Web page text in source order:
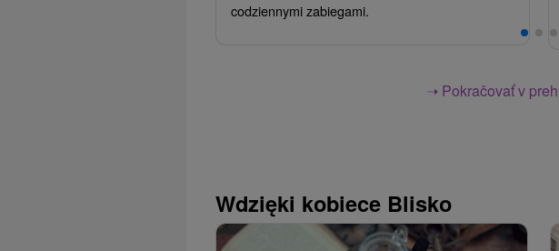
codziennymi zabiegami.
➝ Pokračovať v
Wdzięki kobiece Blisko